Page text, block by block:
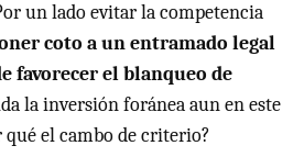
un lado evitar la competencia
coto a un entramado legal
favorecer el blanqueo de
la inversión foránea aun en este
el cambo de criterio?